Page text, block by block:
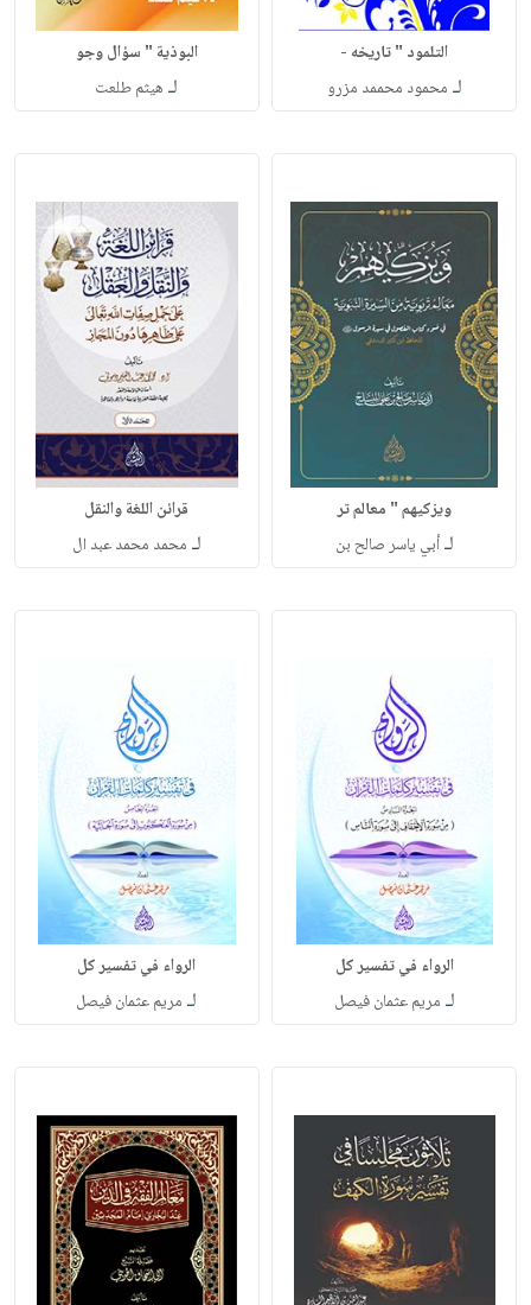
التلمود " تاريخه -
لـ محمود محممد مزرو
البوذية " سؤال وجو
لـ هيثم طلعت
ويزكيهم " معالم تر
لـأبي ياسر صالح بن
قرائن اللغة والنقل
لـ محمد محمد عبد ال
الرواء في تفسير كل
لـ مريم عثمان فيصل
الرواء في تفسير كل
لـ مريم عثمان فيصل